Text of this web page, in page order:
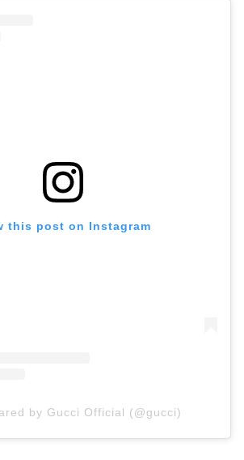
this post on Instagram
by Gucci Official (@gucci)